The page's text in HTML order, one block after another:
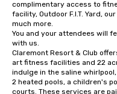
complimentary access to
facility, Outdoor F.I.T. Yard,
much more.
You and your attendees will
with us.
Claremont Resort & Club
art fitness facilities and 22
indulge in the saline
2 heated pools, a children's
courts. These services are